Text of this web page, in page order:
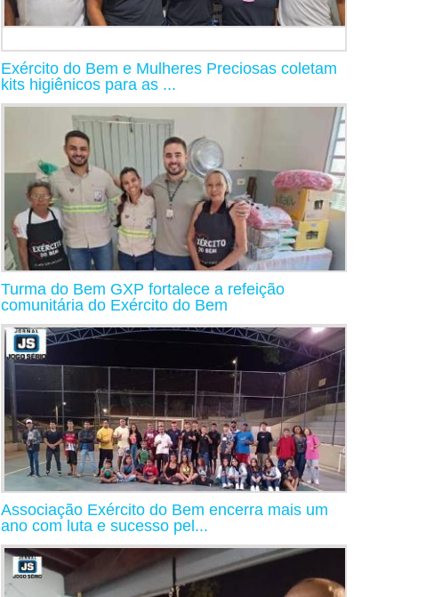
Exército do Bem e Mulheres Preciosas coletam
kits higiênicos para as ...
Turma do Bem GXP fortalece a refeição
comunitária do Exército do Bem
Associação Exército do Bem encerra mais um
ano com luta e sucesso pel...